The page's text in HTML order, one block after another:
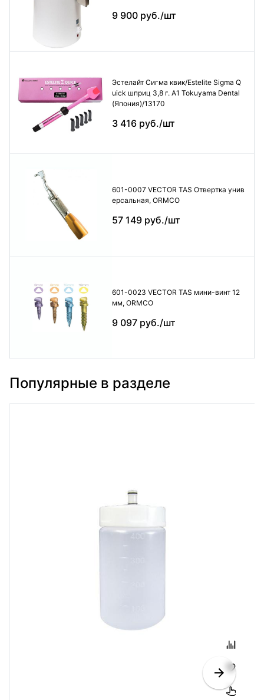
9 900 руб./шт
Эстелайт Сигма квик/Estelite Sigma Q
uick шприц 3,8 г. А1 Tokuyama Dental
(Япония)/13170
3 416 руб./шт
601-0007 VECTOR TAS Отвертка унив
ерсальная, ORMCO
57 149 руб./шт
601-0023 VECTOR TAS мини-винт 12
мм, ORMCO
9 097 руб./шт
Популярные в разделе